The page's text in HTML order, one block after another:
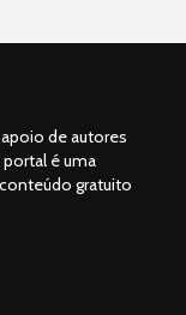
de autores
é uma
gratuito